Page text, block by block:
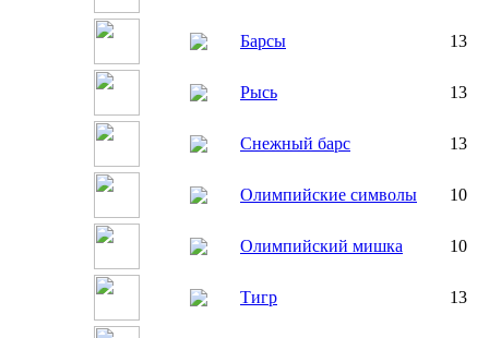
Барсы 13
Рысь 13
Снежный барс 13
Олимпийские символы 10
Олимпийский мишка 10
Тигр 13